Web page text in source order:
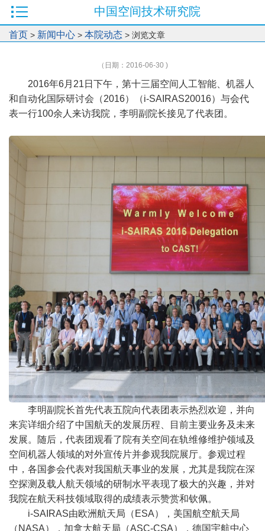
中国空间技术研究院
首页 > 新闻中心 > 本院动态 > 浏览文章
（日期：2016-06-30 )
2016年6月21日下午，第十三届空间人工智能、机器人
和自动化国际研讨会（2016）（i-SAIRAS20016）与会代
表一行100余人来访我院，李明副院长接见了代表团。
李明副院长首先代表五院向代表团表示热烈欢迎，并向
来宾详细介绍了中国航天的发展历程、目前主要业务及未来
发展。随后，代表团观看了院有关空间在轨维修维护领域及
空间机器人领域的对外宣传片并参观我院展厅。参观过程
中，各国参会代表对我国航天事业的发展，尤其是我院在深
空探测及载人航天领域的研制水平表现了极大的兴趣，并对
我院在航天科技领域取得的成绩表示赞赏和钦佩。
i-SAIRAS由欧洲航天局（ESA），美国航空航天局
（NASA），加拿大航天局（ASC-CSA），德国宇航中心